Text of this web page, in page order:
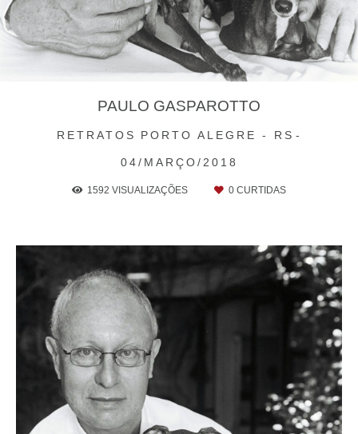
RETRATOS PORTO ALEGRE - RS
04/MARÇO/2018
PAULO GASPAROTTO
1592 VISUALIZAÇÕES 0 CURTIDAS